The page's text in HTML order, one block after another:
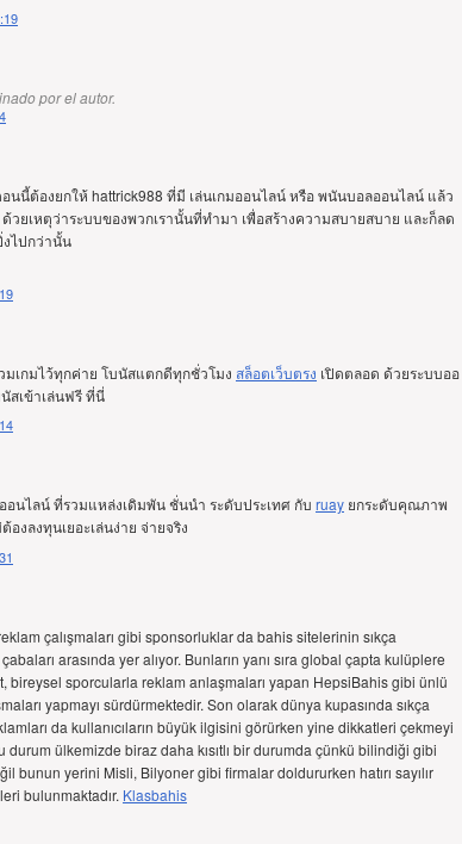
por el autor.
นนี้ต้องยกให้ hattrick988 ที่มี เล่นเกมออนไลน์ หรือ พนันบอลออนไลน์ แล้ว
วยเหตุว่าระบบของพวกเรานั้นที่ทำมา เพื่อสร้างความสบายสบาย และก็ลด
ไปกว่านั้น
มเกมไว้ทุกค่าย โบนัสแตกดีทุกชั่วโมง สล็อตเว็บตรง เปิดตลอด ด้วยระบบออ
สเข้าเล่นฟรี ที่นี่
อนไลน์ ที่รวมแหล่งเดิมพัน ชั่นนำ ระดับประเทศ กับ ruay ยกระดับคุณภาพ
งลงทุนเยอะเล่นง่าย จ่ายจริง
çalışmaları gibi sponsorluklar da bahis sitelerinin sıkça
arasında yer alıyor. Bunların yanı sıra global çapta kulüplere
bireysel sporcularla reklam anlaşmaları yapan HepsiBahis gibi ünlü
yapmayı sürdürmektedir. Son olarak dünya kupasında sıkça
da kullanıcıların büyük ilgisini görürken yine dikkatleri çekmeyi
durum ülkemizde biraz daha kısıtlı bir durumda çünkü bilindiği gibi
bunun yerini Misli, Bilyoner gibi firmalar doldururken hatırı sayılır
bulunmaktadır. Klasbahis